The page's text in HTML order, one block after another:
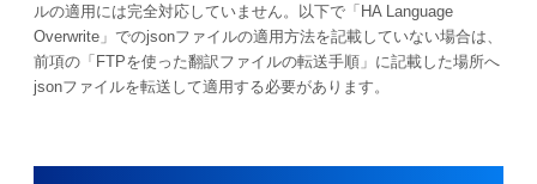
ルの適用には完全対応していません。以下で「HA Language
Overwrite」でのjsonファイルの適用方法を記載していない場合は、
前項の「FTPを使った翻訳ファイルの転送手順」に記載した場所へ
jsonファイルを転送して適用する必要があります。